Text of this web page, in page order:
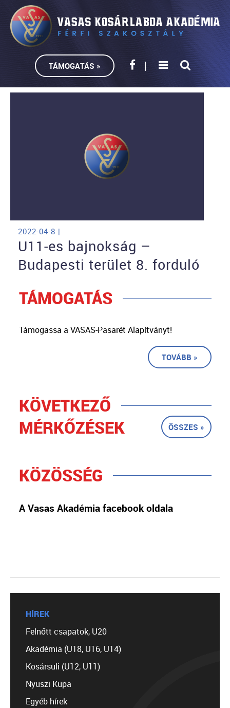
TÁMOGATÁS »
2022-04-8 |
U11-es bajnokság –
Budapesti terület 8. forduló
TÁMOGATÁS
Támogassa a VASAS-Pasarét Alapítványt!
TOVÁBB »
KÖVETKEZŐ
MÉRKŐZÉSEK
ÖSSZES »
KÖZÖSSÉG
A Vasas Akadémia facebook oldala
HÍREK
Felnőtt csapatok, U20
Akadémia (U18, U16, U14)
Kosársuli (U12, U11)
Nyuszi Kupa
Egyéb hírek